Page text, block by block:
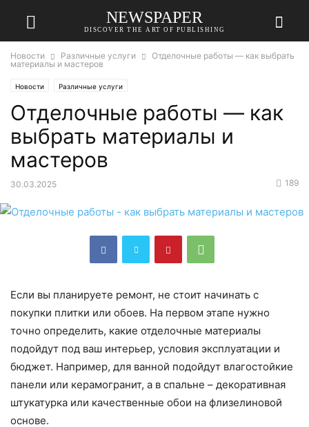
NEWSPAPER
DISCOVER THE ART OF PUBLISHING
Новости Различные услуги
Отделочные работы — как выбрать
материалы и мастеров
Новости Различные услуги
Отделочные работы — как
выбрать материалы и
мастеров
30.03.2025 189
Если вы планируете ремонт, не стоит начинать с
покупки плитки или обоев. На первом этапе нужно
точно определить, какие отделочные материалы
подойдут под ваш интерьер, условия эксплуатации и
бюджет. Например, для ванной подойдут влагостойкие
панели или керамогранит, а в спальне – декоративная
штукатурка или качественные обои на флизелиновой
основе.